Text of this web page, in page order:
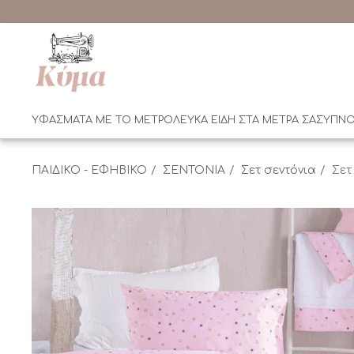
ΥΦΑΣΜΑΤΑ ΜΕ ΤΟ ΜΕΤΡΟΛΕΥΚΑ ΕΙΔΗ ΣΤΑ ΜΕΤΡΑ ΣΑΣ
ΠΑΙΔΙΚΟ - ΕΦΗΒΙΚΟ ΣΕΝΤΟΝΙΑ Σετ σεντόνια